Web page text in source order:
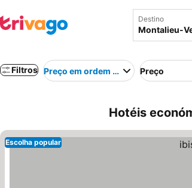
Destino
Filtros Preço em ordem crescentePreço
Hotéis
Escolha popular